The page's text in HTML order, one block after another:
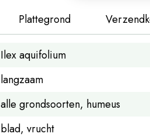
Plattegrond
Ilex aquifolium
langzaam
alle grondsoorten, humeus
blad, vrucht